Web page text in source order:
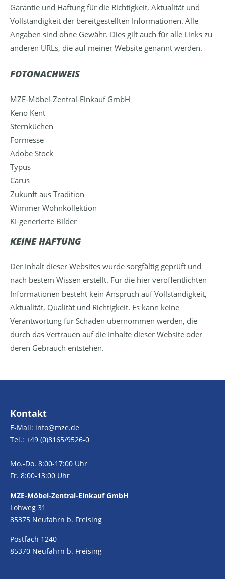
Garantie und Haftung für die Richtigkeit, Aktualität und
Vollständigkeit der bereitgestellten Informationen. Alle
Angaben sind ohne Gewähr. Dies gilt auch für alle Links zu
anderen URLs, die auf meiner Website genannt werden.
FOTONACHWEIS
MZE-Möbel-Zentral-Einkauf GmbH
Keno Kent
Sternküchen
Formesse
Adobe Stock
Typus
Carus
Zukunft aus Tradition
Wimmer Wohnkollektion
KI-generierte Bilder
KEINE HAFTUNG
Der Inhalt dieser Websites wurde sorgfältig geprüft und
nach bestem Wissen erstellt. Für die hier veröffentlichten
Informationen besteht kein Anspruch auf Vollständigkeit,
Aktualität, Qualität und Richtigkeit. Es kann keine
Verantwortung für Schäden übernommen werden, die
durch das Vertrauen auf die Inhalte dieser Website oder
deren Gebrauch entstehen.
Kontakt
E-Mail: info@mze.de
Tel.: +49 (0)8165/9526-0
Mo.-Do. 8:00-17:00 Uhr
Fr. 8:00-13:00 Uhr
MZE-Möbel-Zentral-Einkauf GmbH
Lohweg 31
85375 Neufahrn b. Freising
Postfach 1240
85370 Neufahrn b. Freising